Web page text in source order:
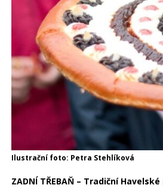
Ilustrační foto: Petra Stehlíková
ZADNÍ TŘEBAŇ – Tradiční